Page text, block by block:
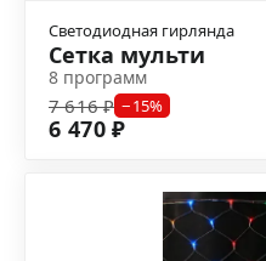
Светодиодная гирлянда
Сетка мульти
8 программ
7 616 ₽ −15%
6 470 ₽